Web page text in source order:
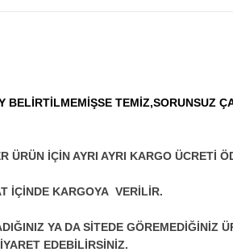
TEMİZ,SORUNSUZ
ÜRÜN İÇİN AYRI AYRI KARGO ÜCRETİ
İÇİNDE KARGOYA VERİLİR.
YA DA SİTEDE GÖREMEDİĞİNİZ
EDEBİLİRSİNİZ.